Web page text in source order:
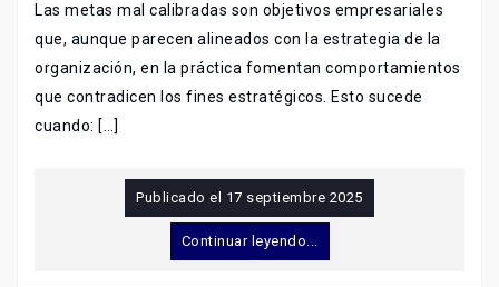
Las metas mal calibradas son objetivos empresariales
que, aunque parecen alineados con la estrategia de la
organización, en la práctica fomentan comportamientos
que contradicen los fines estratégicos. Esto sucede
cuando: […]
Publicado el 17 septiembre 2025
Continuar leyendo...